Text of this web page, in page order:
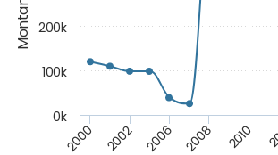
2000 2002 2006 2008 2010
0k
100k
200k